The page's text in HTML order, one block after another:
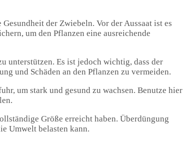
der Zwiebeln. Vor der Aussaat ist es
um den Pflanzen eine ausreichende
unterstützen. Es ist jedoch wichtig, dass der
und Schäden an den Pflanzen zu vermeiden.
um stark und gesund zu wachsen. Benutze hier
Größe erreicht haben. Überdüngung
Umwelt belasten kann.